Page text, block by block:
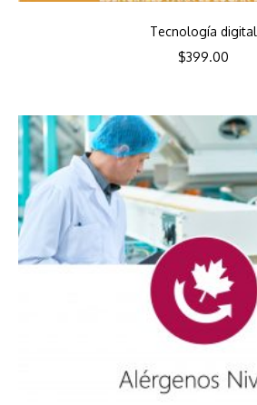
Tecnología digital
$399.00